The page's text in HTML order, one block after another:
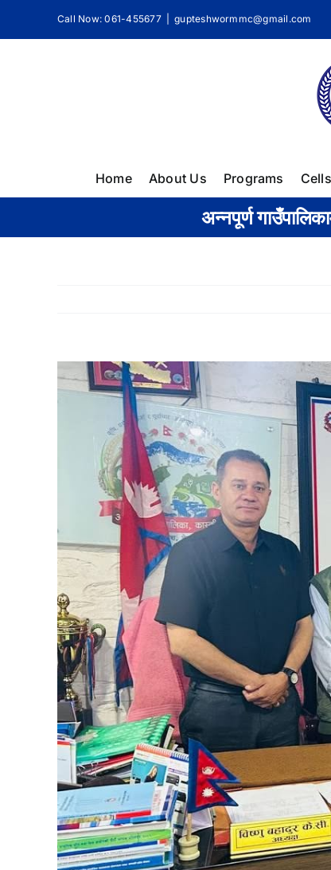
Call Now: 061-455677 gupteshwormmc@gmail.com
Home About Us Programs Cells
अन्नपूर्ण
View
Larger